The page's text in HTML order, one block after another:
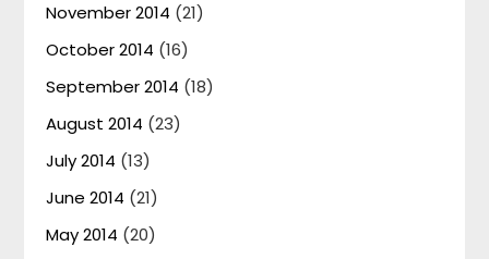
November 2014 (21)
October 2014 (16)
September 2014 (18)
August 2014 (23)
July 2014 (13)
June 2014 (21)
May 2014 (20)